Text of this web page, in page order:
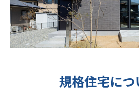
規格住宅につ